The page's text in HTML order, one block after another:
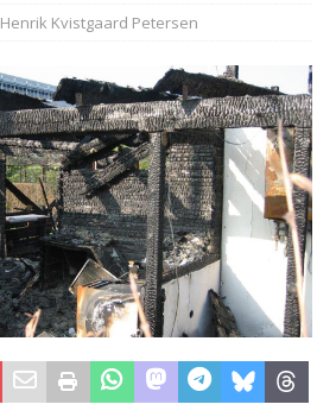
Henrik Kvistgaard Petersen